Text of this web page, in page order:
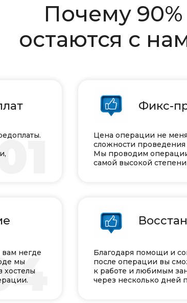
Почему
остаются с
Фикс-
Цена операции не
сложности проведения
Мы проводим
самой высокой
вам негде
мы
хостелы
Благодаря помощи и
после операции вы
к работе и любимым
через несколько дней